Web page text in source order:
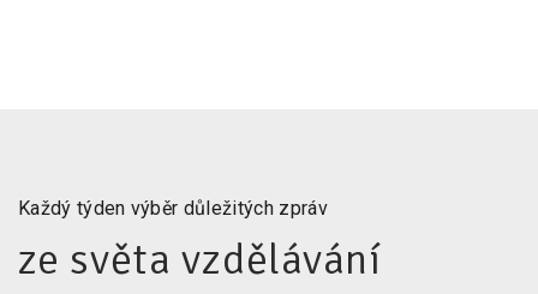
Každý týden výběr důležitých zpráv
ze světa vzdělávání